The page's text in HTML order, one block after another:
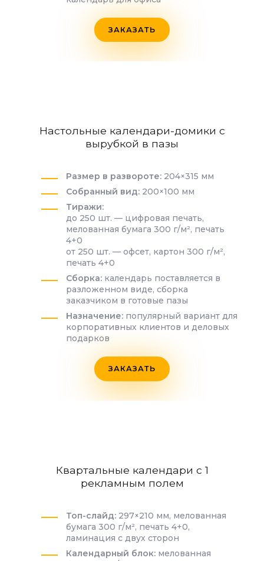
ЗАКАЗАТЬ
Настольные календари-домики с
вырубкой в пазы
Размер в развороте: 204×315 мм
Собранный вид: 200×100 мм
Тиражи:
до 250 шт. — цифровая печать,
мелованная бумага 300 г/м², печать
4+0
от 250 шт. — офсет, картон 300 г/м²,
печать 4+0
Сборка: календарь поставляется в
разложенном виде, сборка
заказчиком в готовые пазы
Назначение: популярный вариант для
корпоративных клиентов и деловых
подарков
ЗАКАЗАТЬ
Квартальные календари с 1
рекламным полем
Топ-слайд: 297×210 мм, мелованная
бумага 300 г/м², печать 4+0,
ламинация с двух сторон
Календарный блок: мелованная